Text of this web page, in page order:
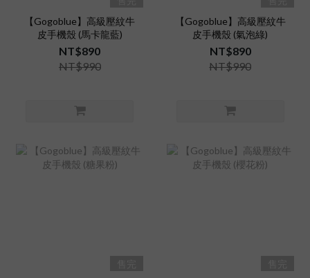
【Gogoblue】高級壓紋牛
皮手機殼 (馬卡龍藍)
NT$890
NT$990
【Gogoblue】高級壓紋牛
皮手機殼 (氣泡綠)
NT$890
NT$990